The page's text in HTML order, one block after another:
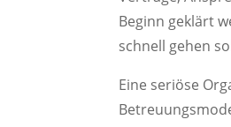
Beginn geklärt
schnell gehen
Eine seriöse